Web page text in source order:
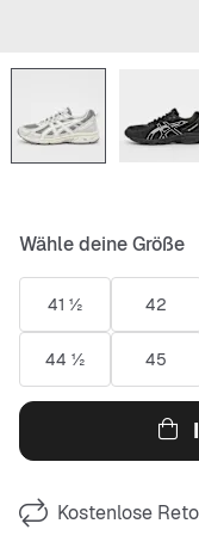
Wähle deine Größe
41 ½ 42
44 ½ 45
Kostenlose